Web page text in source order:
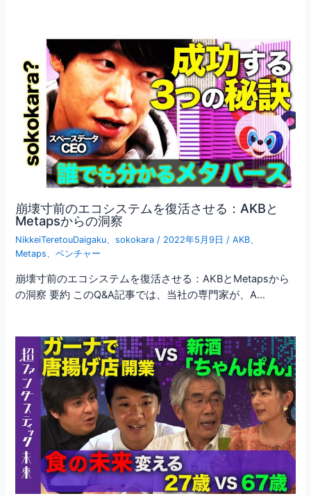
崩壊寸前のエコシステムを復活させる：AKBと
Metapsからの洞察
NikkeiTeretouDaigaku、sokokara / 2022年5月9日 /AKB、
Metaps、ベンチャー
崩壊寸前のエコシステムを復活させる：AKBとMetapsから
の洞察 要約 このQ&A記事では、当社の専門家が、A…